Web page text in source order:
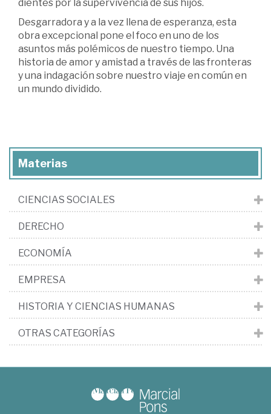
dientes por la supervivencia de sus hijos.
Desgarradora y a la vez llena de esperanza, esta
obra excepcional pone el foco en uno de los
asuntos más polémicos de nuestro tiempo. Una
historia de amor y amistad a través de las fronteras
y una indagación sobre nuestro viaje en común en
un mundo dividido.
Materias
CIENCIAS SOCIALES
DERECHO
ECONOMÍA
EMPRESA
HISTORIA Y CIENCIAS HUMANAS
OTRAS CATEGORÍAS